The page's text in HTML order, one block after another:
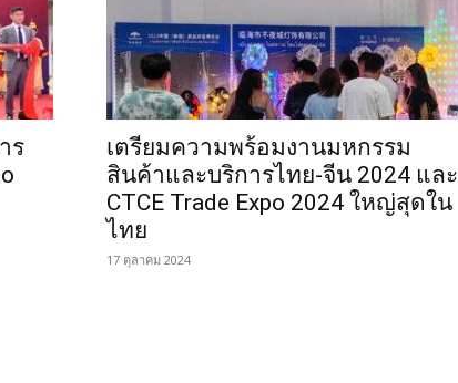
ร
เตรียมความพร้อมงานมหกรรม
สินค้าและบริการไทย-จีน 2024 และ
CTCE Trade Expo 2024 ใหญ่สุดใน
ไทย
17 ตุลาคม 2024